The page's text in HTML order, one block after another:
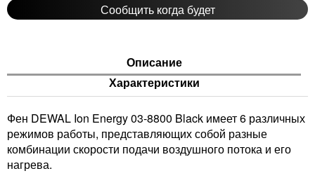
Сообщить когда будет
Описание
Характеристики
Фен DEWAL Ion Energy 03-8800 Black имеет 6 различных
режимов работы, представляющих собой разные
комбинации скорости подачи воздушного потока и его
нагрева.